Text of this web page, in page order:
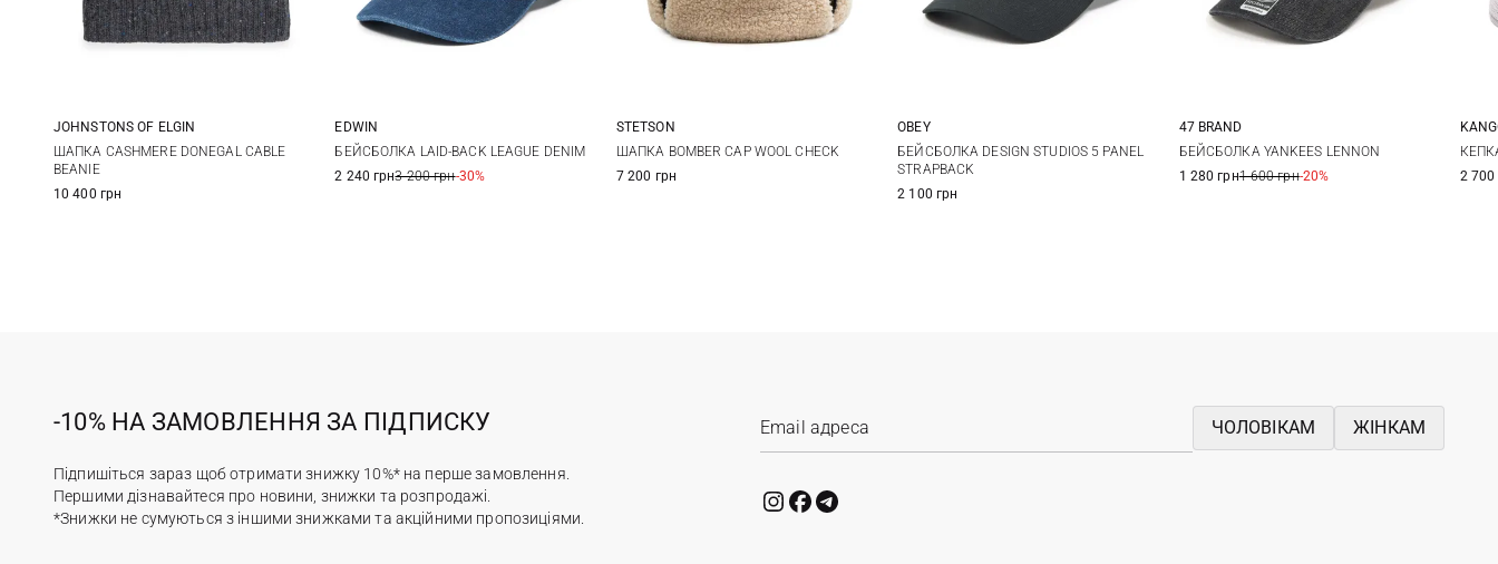
One size
JOHNSTONS OF ELGIN
ШАПКА CASHMERE DONEGAL CABLE
BEANIE
10 400 грн
One size
EDWIN
БЕЙСБОЛКА LAID-BACK LEAGUE DENIM
2 240 грн3 200 грн-30%
M L XL
STETSON
ШАПКА BOMBER CAP WOOL CHECK
7 200 грн
One size
OBEY
БЕЙСБОЛКА DESIGN STUDIOS 5 PANEL
STRAPBACK
2 100 грн
One size
47 BRAND
БЕЙСБОЛКА YANKEES LENNON
1 280 грн1 600 грн-20%
S
2 700
-10% НА ЗАМОВЛЕННЯ ЗА ПІДПИСКУ
Підпишіться зараз щоб отримати знижку 10%* на перше замовлення.
Першими дізнавайтеся про новини, знижки та розпродажі.
*Знижки не сумуються з іншими знижками та акційними пропозиціями.
ЧОЛОВІКАМ ЖІНКАМ